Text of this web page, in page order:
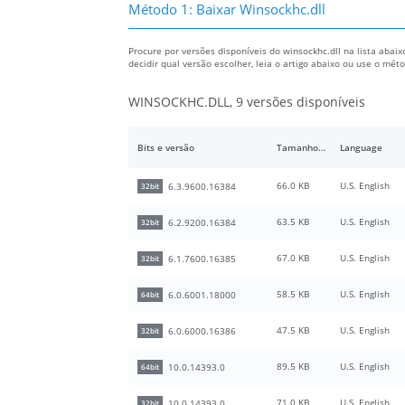
Método 1: Baixar Winsockhc.dll
Procure por versões disponíveis do winsockhc.dll na lista
decidir qual versão escolher, leia o artigo abaixo ou use o
WINSOCKHC.DLL, 9 versões disponíveis
Bits e versão Tamanho do arquivo Language
32bit 6.3.9600.16384 66.0 KB U.S. English
32bit 6.2.9200.16384 63.5 KB U.S. English
32bit 6.1.7600.16385 67.0 KB U.S. English
64bit 6.0.6001.18000 58.5 KB U.S. English
32bit 6.0.6000.16386 47.5 KB U.S. English
64bit 10.0.14393.0 89.5 KB U.S. English
71.0 KB U.S. English